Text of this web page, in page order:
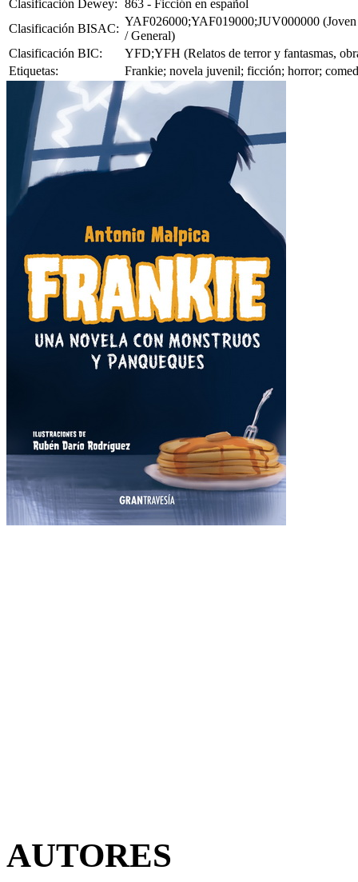
Clasificación Dewey: 863 - Ficción en español
Clasificación BISAC:
YAF026000;YAF019000;JUV000000
/ General)
Clasificación BIC:
YFD;YFH (Relatos de terror y fantasmas,
Etiquetas:
Frankie; novela juvenil; ficción; horror;
AUTORES